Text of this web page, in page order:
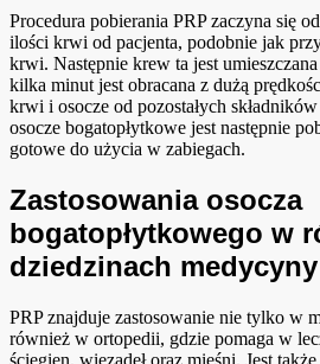
Procedura pobierania PRP zaczyna się
ilości krwi od pacjenta, podobnie jak
krwi. Następnie krew ta jest
kilka minut jest obracana z dużą
krwi i osocze od pozostałych
osocze bogatopłytkowe jest następnie
gotowe do użycia w zabiegach.
Zastosowania osocza
bogatopłytkowego w
dziedzinach medycyny
PRP znajduje zastosowanie nie tylko w
również w ortopedii, gdzie pomaga w
ścięgien, więzadeł oraz mięśni. Jest